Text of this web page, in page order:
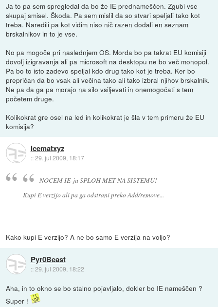
Ja to pa sem spregledal da bo že IE prednameščen. Zgubi vse
skupaj smisel. Škoda. Pa sem mislil da so stvari speljali tako kot
treba. Naredili pa kot vidim niso nič razen dodali en seznam
brskalnikov in to je vse.
No pa mogoče pri naslednjem OS. Morda bo pa takrat EU komisiji
dovolj izigravanja ali pa microsoft na desktopu ne bo več monopol.
Pa bo to isto zadevo speljal kdo drug tako kot je treba. Ker bo
prepričan da bo vsak ali večina tako ali tako izbral njihov brskalnik.
Ne pa da ga pa morajo na silo vsiljevati in onemogočati s tem
početem druge.
Kolikokrat gre osel na led in kolikokrat je šla v tem primeru že EU
komisija?
Icematxyz
::29. jul 2009, 18:17
NOCEM IE-ja SPLOH MET NA SISTEMU!
Kupi E verzijo ali pa ga odstrani preko Add/remove...
Kako kupi E verzijo? A ne bo samo E verzija na voljo?
Pyr0Beast
::29. jul 2009, 18:22
Aha, in to okno se bo stalno pojavljalo, dokler bo IE nameščen ?
Super !